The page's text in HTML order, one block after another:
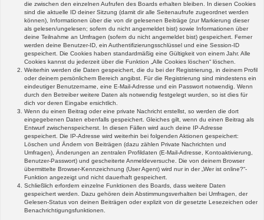
die zwischen den einzelnen Aufrufen des Boards erhalten bleiben. In diesen Cookies
sind die aktuelle ID deiner Sitzung (damit dir alle Seitenaufrufe zugeordnet werden
können), Informationen über die von dir gelesenen Beiträge (zur Markierung dieser
als gelesen/ungelesen; sofern du nicht angemeldet bist) sowie Informationen über
deine Teilnahme an Umfragen (sofern du nicht angemeldet bist) gespeichert. Ferner
werden deine Benutzer-ID, ein Authentifizierungsschlüssel und eine Session-ID
gespeichert. Die Cookies haben standardmäßig eine Gültigkeit von einem Jahr. Alle
Cookies kannst du jederzeit über die Funktion „Alle Cookies löschen“ löschen.
Weiterhin werden die Daten gespeichert, die du bei der Registrierung, in deinem Profil
oder deinem persönlichem Bereich angibst. Für die Registrierung sind mindestens ein
eindeutiger Benutzername, eine E-Mail-Adresse und ein Passwort notwendig. Wenn
durch den Betreiber weitere Daten als notwendig festgelegt wurden, so ist dies für
dich vor deren Eingabe ersichtlich.
Wenn du einen Beitrag oder eine private Nachricht erstellst, so werden die dort
eingegebenen Daten ebenfalls gespeichert. Gleiches gilt, wenn du einen Beitrag als
Entwurf zwischenspeicherst. In diesen Fällen wird auch deine IP-Adresse
gespeichert. Die IP-Adresse wird weiterhin bei folgenden Aktionen gespeichert:
Löschen und Ändern von Beiträgen (dazu zählen Private Nachrichten und
Umfragen), Änderungen an zentralen Profildaten (E-Mail-Adresse, Kontoaktivierung,
Benutzer-Passwort) und gescheiterte Anmeldeversuche. Die von deinem Browser
übermittelte Browser-Kennzeichnung (User Agent) wird nur in der „Wer ist online?“-
Funktion angezeigt und nicht dauerhaft gespeichert.
Schließlich erfordern einzelne Funktionen des Boards, dass weitere Daten
gespeichert werden. Dazu gehören dein Abstimmungsverhalten bei Umfragen, der
Gelesen-Status von deinen Beiträgen oder explizit von dir gesetzte Lesezeichen oder
Benachrichtigungsfunktionen.